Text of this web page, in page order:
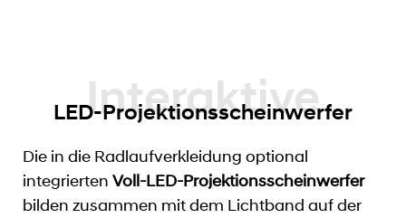
LED-Projektionsscheinwerfer
Die in die Radlaufverkleidung optional
integrierten Voll-LED-Projektionsscheinwerfer
bilden zusammen mit dem Lichtband auf der